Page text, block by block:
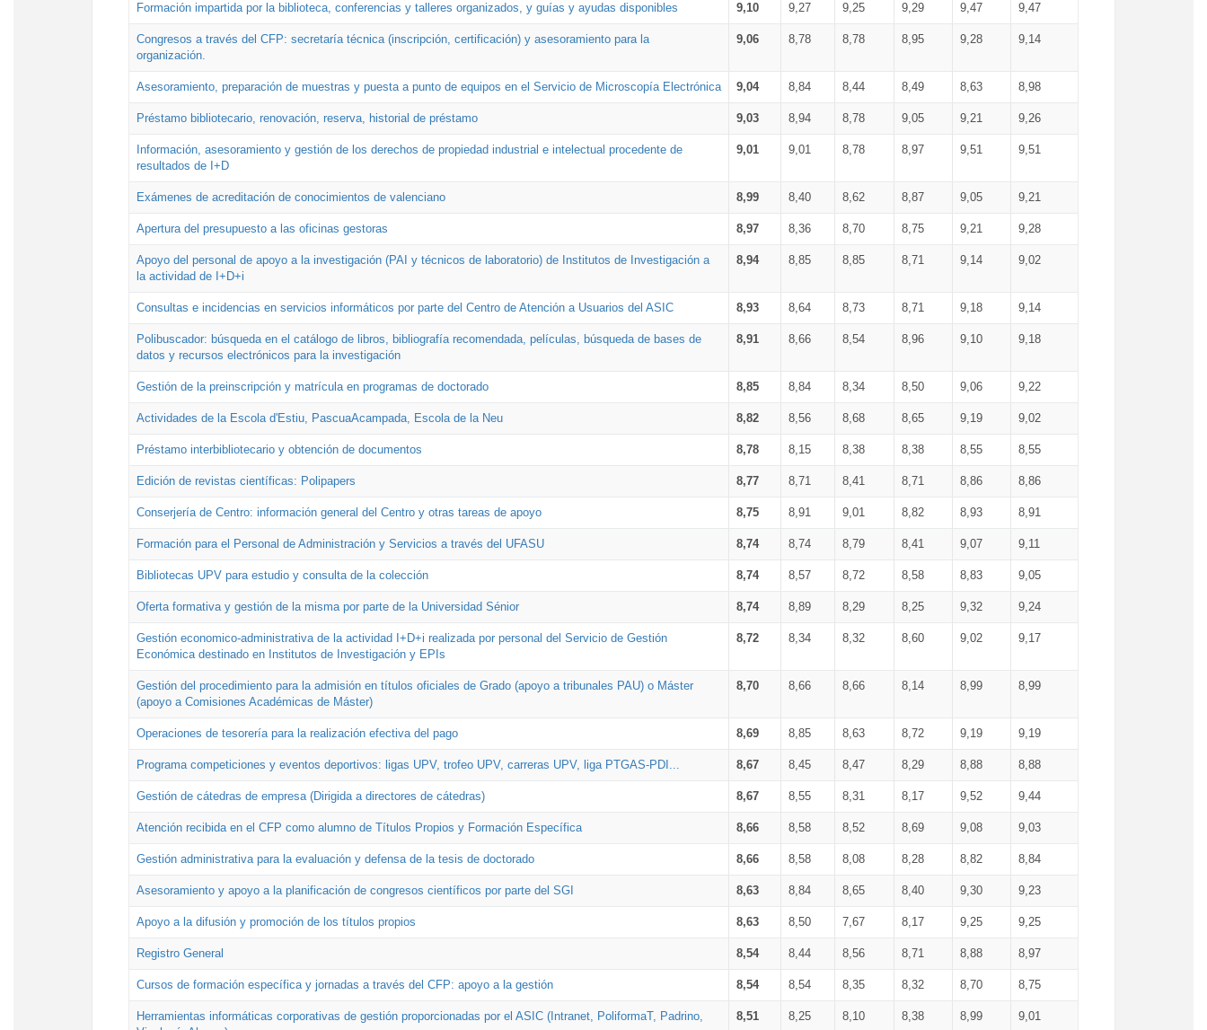
Formación impartida por la biblioteca, conferencias y talleres organizados, y guías y ayudas disponibles 9,10 9,27 9,25 9,29 9,47 9,47
Congresos a través del CFP: secretaría técnica (inscripción, certificación) y asesoramiento para la
organización.
9,06 8,78 8,78 8,95 9,28 9,14
Asesoramiento, preparación de muestras y puesta a punto de equipos en el Servicio de Microscopía Electrónica 9,04 8,84 8,44 8,49 8,63 8,98
Préstamo bibliotecario, renovación, reserva, historial de préstamo 9,03 8,94 8,78 9,05 9,21 9,26
Información, asesoramiento y gestión de los derechos de propiedad industrial e intelectual procedente de
resultados de I+D
9,01 9,01 8,78 8,97 9,51 9,51
Exámenes de acreditación de conocimientos de valenciano 8,99 8,40 8,62 8,87 9,05 9,21
Apertura del presupuesto a las oficinas gestoras 8,97 8,36 8,70 8,75 9,21 9,28
Apoyo del personal de apoyo a la investigación (PAI y técnicos de laboratorio) de Institutos de Investigación a
la actividad de I+D+i
8,94 8,85 8,85 8,71 9,14 9,02
Consultas e incidencias en servicios informáticos por parte del Centro de Atención a Usuarios del ASIC 8,93 8,64 8,73 8,71 9,18 9,14
Polibuscador: búsqueda en el catálogo de libros, bibliografía recomendada, películas, búsqueda de bases de
datos y recursos electrónicos para la investigación
8,91 8,66 8,54 8,96 9,10 9,18
Gestión de la preinscripción y matrícula en programas de doctorado 8,85 8,84 8,34 8,50 9,06 9,22
Actividades de la Escola d'Estiu, PascuaAcampada, Escola de la Neu 8,82 8,56 8,68 8,65 9,19 9,02
Préstamo interbibliotecario y obtención de documentos 8,78 8,15 8,38 8,38 8,55 8,55
Edición de revistas científicas: Polipapers 8,77 8,71 8,41 8,71 8,86 8,86
Conserjería de Centro: información general del Centro y otras tareas de apoyo 8,75 8,91 9,01 8,82 8,93 8,91
Formación para el Personal de Administración y Servicios a través del UFASU 8,74 8,74 8,79 8,41 9,07 9,11
Bibliotecas UPV para estudio y consulta de la colección 8,74 8,57 8,72 8,58 8,83 9,05
Oferta formativa y gestión de la misma por parte de la Universidad Sénior 8,74 8,89 8,29 8,25 9,32 9,24
Gestión economico-administrativa de la actividad I+D+i realizada por personal del Servicio de Gestión
Económica destinado en Institutos de Investigación y EPIs
8,72 8,34 8,32 8,60 9,02 9,17
Gestión del procedimiento para la admisión en títulos oficiales de Grado (apoyo a tribunales PAU) o Máster
(apoyo a Comisiones Académicas de Máster)
8,70 8,66 8,66 8,14 8,99 8,99
Operaciones de tesorería para la realización efectiva del pago 8,69 8,85 8,63 8,72 9,19 9,19
Programa competiciones y eventos deportivos: ligas UPV, trofeo UPV, carreras UPV, liga PTGAS-PDI... 8,67 8,45 8,47 8,29 8,88 8,88
Gestión de cátedras de empresa (Dirigida a directores de cátedras) 8,67 8,55 8,31 8,17 9,52 9,44
Atención recibida en el CFP como alumno de Títulos Propios y Formación Específica 8,66 8,58 8,52 8,69 9,08 9,03
Gestión administrativa para la evaluación y defensa de la tesis de doctorado 8,66 8,58 8,08 8,28 8,82 8,84
Asesoramiento y apoyo a la planificación de congresos científicos por parte del SGI 8,63 8,84 8,65 8,40 9,30 9,23
Apoyo a la difusión y promoción de los títulos propios 8,63 8,50 7,67 8,17 9,25 9,25
Registro General 8,54 8,44 8,56 8,71 8,88 8,97
Cursos de formación específica y jornadas a través del CFP: apoyo a la gestión 8,54 8,54 8,35 8,32 8,70 8,75
Herramientas informáticas corporativas de gestión proporcionadas por el ASIC (Intranet, PoliformaT, Padrino,
8,51 8,25 8,10 8,38 8,99 9,01